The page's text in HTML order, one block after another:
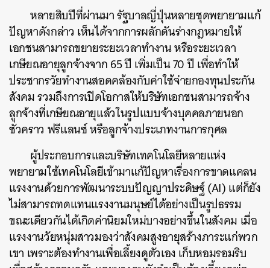
หลายสิบปีที่ผ่านมา รัฐบาลญี่ปุ่นหลายชุดพยายามแก้
ปัญหาดังกล่าว เห็นได้จากการผลักดันร่างกฎหมายให้
เอกชนสามารถขยายระยะเวลาทำงาน หรือระยะเวลา
เกษียณอายุลูกจ้างจาก 65 ปี เพิ่มเป็น 70 ปี เพื่อทำให้
ประชากรวัยทำงานสอดคล้องกับค่าใช้จ่ายกองทุนประกัน
สังคม รวมถึงการเปิดโอกาสให้บริษัทเอกชนสามารถจ้าง
ลูกจ้างที่เกษียณอายุแล้วในรูปแบบจ้างบุคคลภายนอก
ชั่วคราว ฟรีแลนซ์ หรือลูกจ้างประเภทงานการกุศล
ผู้ประกอบการและบริษัทเทคโนโลยีหลายแห่ง
พยายามใช้เทคโนโลยีเข้ามาแก้ปัญหาเรื่องการขาดแคลน
แรงงานด้วยการพัฒนาระบบปัญญาประดิษฐ์ (AI) แต่ก็ยัง
ไม่สามารถทดแทนแรงงานมนุษย์ได้อย่างเป็นรูปธรรม
ขณะเดียวกันได้เกิดค่านิยมใหม่บางอย่างขึ้นในสังคม เมื่อ
แรงงานวัยหนุ่มสาวมองว่าสังคมสูงอายุสร้างภาระแก่พวก
เขา เพราะต้องทำงานเพื่อเลี้ยงดูตัวเอง เก็บหอมรอมริบ